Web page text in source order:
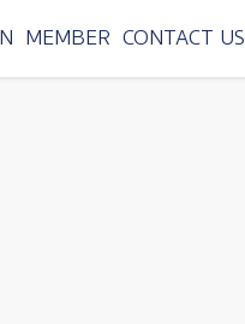
MEMBER CONTACT US